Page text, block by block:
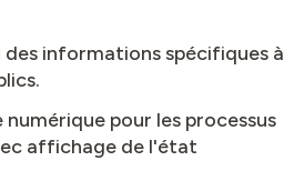
informations spécifiques à
numérique pour les processus
affichage de l'état